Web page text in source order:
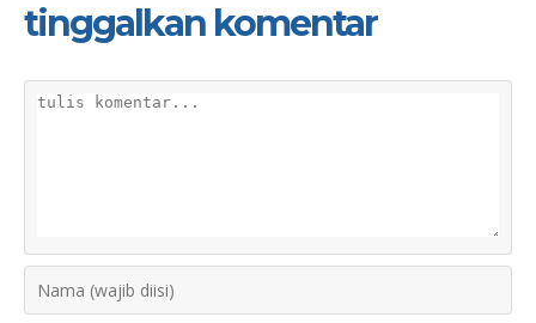
tinggalkan komentar